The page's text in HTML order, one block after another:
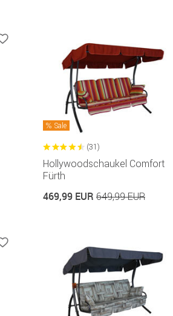
Sale
(31)
Hollywoodschaukel Comfort
Fürth
469,99 EUR 649,99 EUR